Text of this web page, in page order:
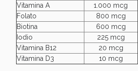
Vitamina A
1.000 mcg
Folato
800 mcg
Biotina
600 mcg
Iodio
225 mcg
Vitamina B12
20 mcg
Vitamina D3
10 mcg